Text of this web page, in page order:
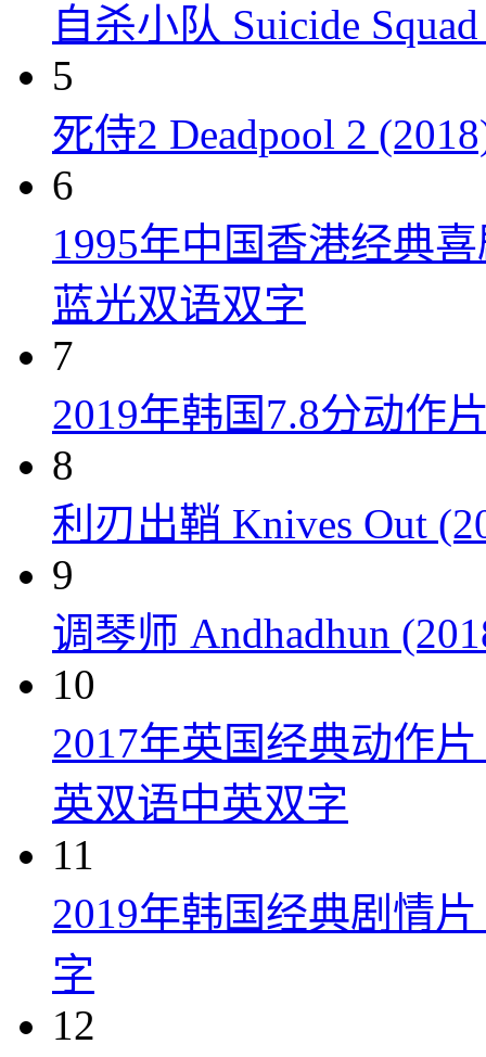
自杀小队 Suicide
5
死侍2 Deadpool 2
6
1995年中国香港经典
蓝光双语双字
7
2019年韩国7.8分动作
8
利刃出鞘 Knives Out
9
调琴师 Andhadhun
10
2017年英国经典动作
英双语中英双字
11
2019年韩国经典剧情
字
12